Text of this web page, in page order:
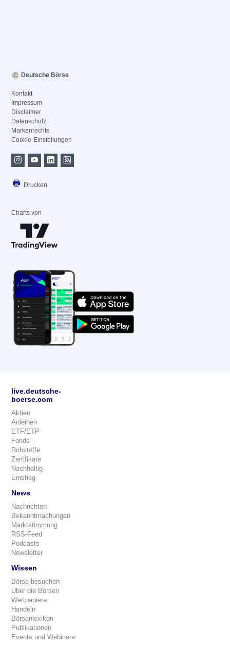
Deutsche Börse
Kontakt
Impressum
Disclaimer
Datenschutz
Markenrechte
Cookie-Einstellungen
Drucken
Charts von
live.deutsche-
boerse.com
Aktien
Anleihen
ETF/ETP
Fonds
Rohstoffe
Zertifikate
Nachhaltig
Einstieg
News
Nachrichten
Bekanntmachungen
Marktstimmung
RSS-Feed
Podcasts
Newsletter
Wissen
Börse besuchen
Über die Börsen
Wertpapiere
Handeln
Börsenlexikon
Publikationen
Events und Webinare